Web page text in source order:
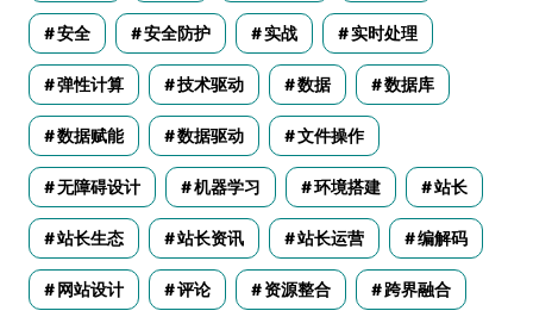
安全 安全防护 实战 实时处理
弹性计算 技术驱动 数据 数据库
数据赋能 数据驱动 文件操作
无障碍设计 机器学习 环境搭建 站长
站长生态 站长资讯 站长运营 编解码
网站设计 评论 资源整合 跨界融合